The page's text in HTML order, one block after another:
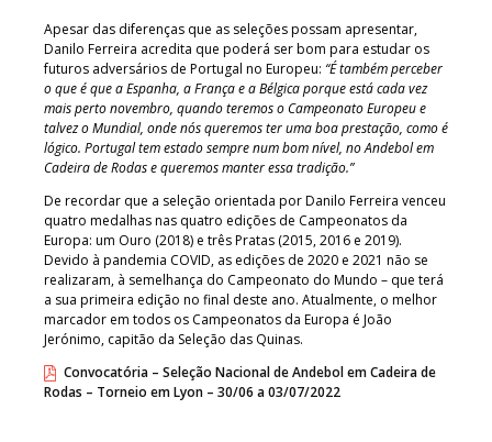
Apesar das diferenças que as seleções possam apresentar,
Danilo Ferreira acredita que poderá ser bom para estudar os
futuros adversários de Portugal no Europeu: “É também perceber
o que é que a Espanha, a França e a Bélgica porque está cada vez
mais perto novembro, quando teremos o Campeonato Europeu e
talvez o Mundial, onde nós queremos ter uma boa prestação, como é
lógico. Portugal tem estado sempre num bom nível, no Andebol em
Cadeira de Rodas e queremos manter essa tradição.”
De recordar que a seleção orientada por Danilo Ferreira venceu
quatro medalhas nas quatro edições de Campeonatos da
Europa: um Ouro (2018) e três Pratas (2015, 2016 e 2019).
Devido à pandemia COVID, as edições de 2020 e 2021 não se
realizaram, à semelhança do Campeonato do Mundo – que terá
a sua primeira edição no final deste ano. Atualmente, o melhor
marcador em todos os Campeonatos da Europa é João
Jerónimo, capitão da Seleção das Quinas.
Convocatória – Seleção Nacional de Andebol em Cadeira de
Rodas – Torneio em Lyon – 30/06 a 03/07/2022